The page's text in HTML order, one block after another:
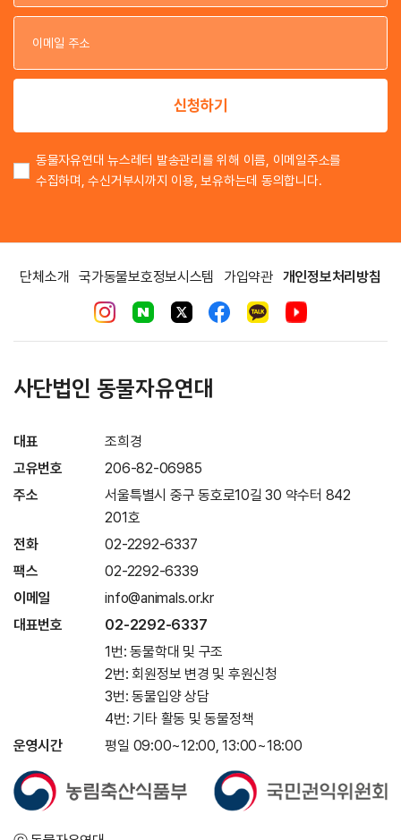
이
이
신청하기
동물자유연대 뉴스레터 발송관리를 위해 이름, 이메일주소를
수집하며, 수신거부시까지 이용, 보유하는데 동의합니다.
단체소개 국가동물보호정보시스템 가입약관 개인정보처리방침
사단법인 동물자유연대
대표
조희경
고유번호
206-82-06985
주소
서울특별시 중구 동호로10길 30 약수터 842
201호
전화
02-2292-6337
팩스
02-2292-6339
이메일
info@animals.or.kr
대표번호
02-2292-6337
1번: 동물학대 및 구조
2번: 회원정보 변경 및 후원신청
3번: 동물입양 상담
4번: 기타 활동 및 동물정책
운영시간
평일 09:00~12:00, 13:00~18:00